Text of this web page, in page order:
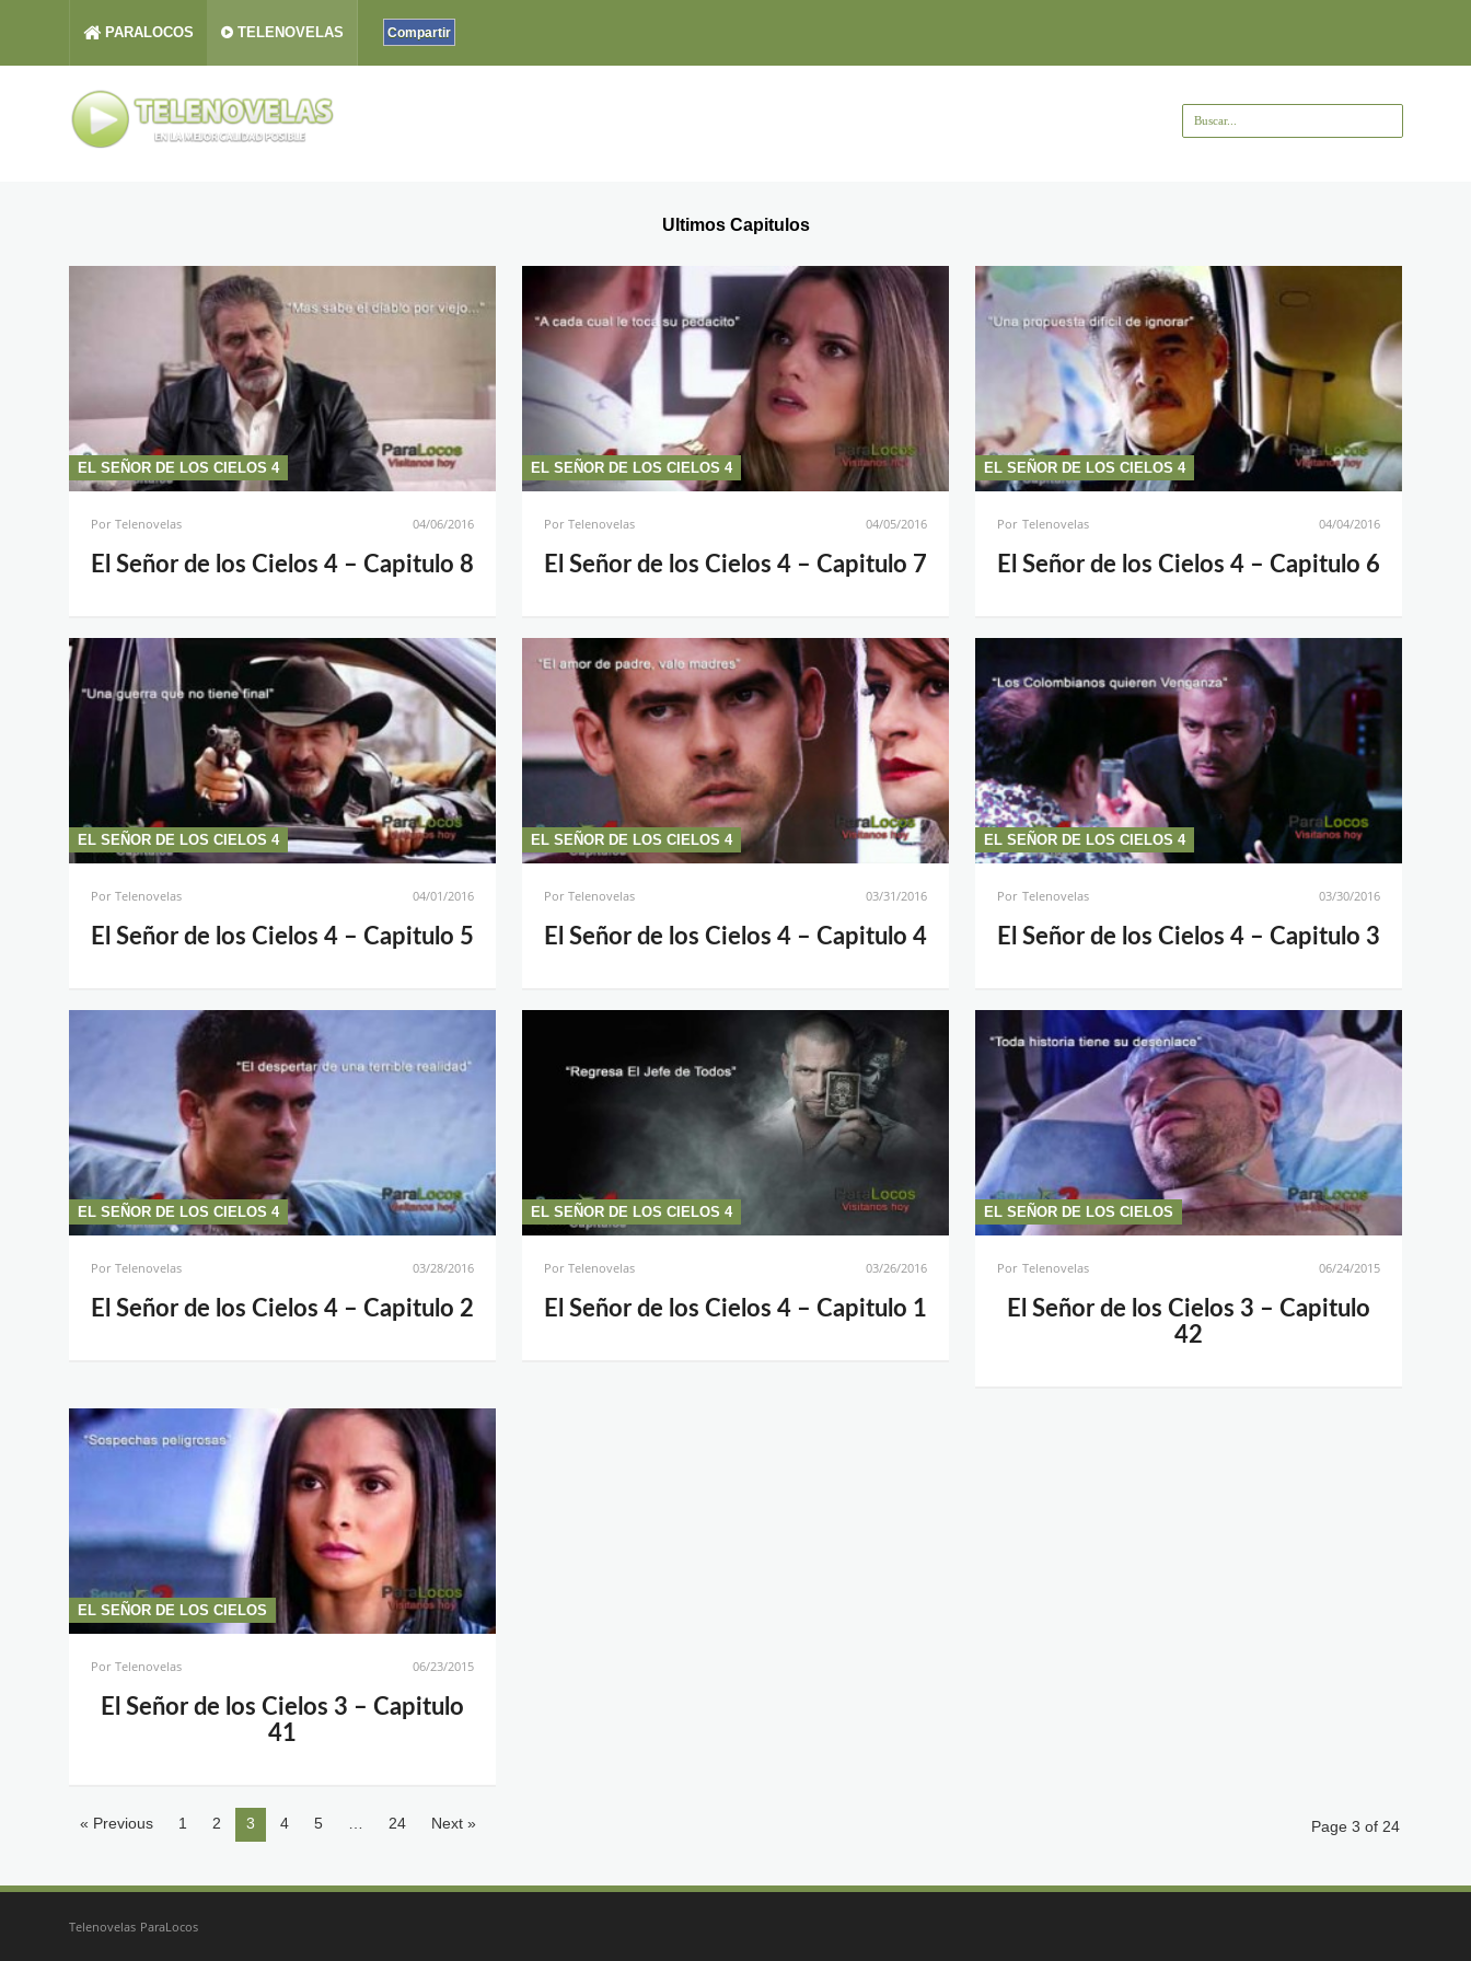
PARALOCOS TELENOVELAS Compartir
Ultimos Capitulos
EL SEÑOR DE LOS CIELOS 4
Por Telenovelas 04/06/2016
El Señor de los Cielos 4 – Capitulo 8
EL SEÑOR DE LOS CIELOS 4
PorTelenovelas 04/05/2016
El Señor de los Cielos 4 – Capitulo 7
EL SEÑOR DE LOS CIELOS 4
Por Telenovelas 04/04/2016
El Señor de los Cielos 4 – Capitulo 6
EL SEÑOR DE LOS CIELOS 4
Por Telenovelas 04/01/2016
El Señor de los Cielos 4 – Capitulo 5
EL SEÑOR DE LOS CIELOS 4
PorTelenovelas 03/31/2016
El Señor de los Cielos 4 – Capitulo 4
EL SEÑOR DE LOS CIELOS 4
Por Telenovelas 03/30/2016
El Señor de los Cielos 4 – Capitulo 3
EL SEÑOR DE LOS CIELOS 4
Por Telenovelas 03/28/2016
El Señor de los Cielos 4 – Capitulo 2
EL SEÑOR DE LOS CIELOS 4
PorTelenovelas 03/26/2016
El Señor de los Cielos 4 – Capitulo 1
EL SEÑOR DE LOS CIELOS
Por Telenovelas 06/24/2015
El Señor de los Cielos 3 – Capitulo
42
EL SEÑOR DE LOS CIELOS
Por Telenovelas 06/23/2015
El Señor de los Cielos 3 – Capitulo
41
« Previous 1 2 3 4 5 24 Next » Page 3 of 24
Telenovelas ParaLocos